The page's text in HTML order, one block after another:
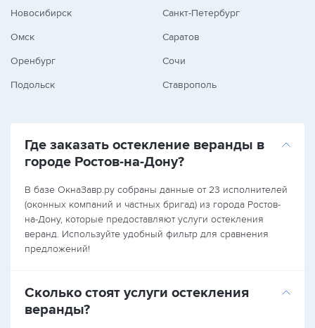
Новосибирск
Омск
Оренбург
Подольск
Санкт-Петербург
Саратов
Сочи
Ставрополь
Где заказать остекление веранды в
городе Ростов-на-Дону?
В базе ОкнаЗавр.ру собраны данные от 23 исполнителей
(оконных компаний и частных бригад) из города Ростов-
на-Дону, которые предоставляют услуги остекления
веранд. Используйте удобный фильтр для сравнения
предложений!
Сколько стоят услуги остекления
веранды?